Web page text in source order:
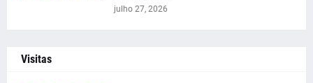
julho 27, 2026
Visitas